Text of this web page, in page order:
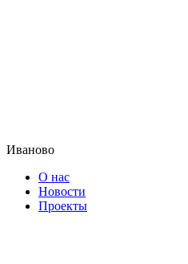
Иваново
О нас
Новости
Проекты